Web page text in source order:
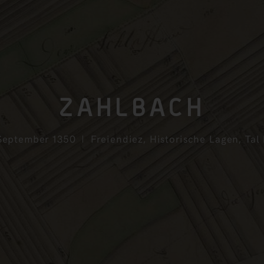
ZAHLBACH
1350 Freiendiez, Historische Lagen , Tal